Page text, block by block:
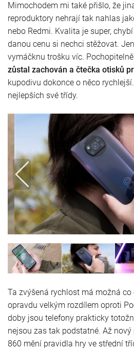
Mimochodem mi také přišlo, že
reproduktory nehrají tak nahlas
nebo Redmi. Kvalita je super,
danou cenu si nechci stěžovat.
vymáčknu trošku víc. Pochopitelně
zůstal zachován a čtečka otisků
kupodivu dokonce o něco
nejlepších své třídy.
Ta zvýšená rychlost má možná
opravdu velkým rozdílem oproti
doby jsou telefony prakticky
nejsou zas tak podstatné. Až
860 mění pravidla hry ve střední